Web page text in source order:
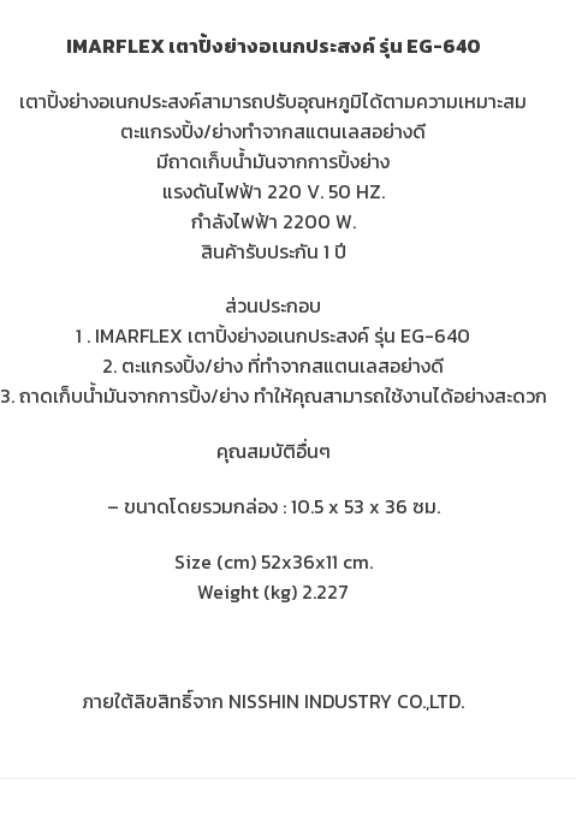
IMARFLEX เตาปิ้งย่างอเนกประสงค์ รุ่น EG-640
เตาปิ้งย่างอเนกประสงค์สามารถปรับอุณหภูมิได้ตามความเหมาะสม
ตะแกรงปิ้ง/ย่างทำจากสแตนเลสอย่างดี
มีถาดเก็บน้ำมันจากการปิ้งย่าง
แรงดันไฟฟ้า 220 V. 50 HZ.
กำลังไฟฟ้า 2200 W.
สินค้ารับประกัน 1 ปี
ส่วนประกอบ
1 . IMARFLEX เตาปิ้งย่างอเนกประสงค์ รุ่น EG-640
2. ตะแกรงปิ้ง/ย่าง ที่ทำจากสแตนเลสอย่างดี
3. ถาดเก็บน้ำมันจากการปิ้ง/ย่าง ทำให้คุณสามารถใช้งานได้อย่างสะดวก
คุณสมบัติอื่นๆ
– ขนาดโดยรวมกล่อง : 10.5 x 53 x 36 ซม.
Size (cm) 52x36x11 cm.
Weight (kg) 2.227
ภายใต้ลิขสิทธิ์จาก NISSHIN INDUSTRY CO.,LTD.